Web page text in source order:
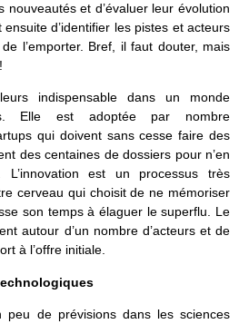
nouveautés et d’évaluer leur évolution
d’identifier les pistes et acteurs
l’emporter. Bref, il faut douter, mais
indispensable dans un monde
Elle est adoptée par nombre
qui doivent sans cesse faire des
des centaines de dossiers pour n’en
L’innovation est un processus très
cerveau qui choisit de ne mémoriser
son temps à élaguer le superflu. Le
autour d’un nombre d’acteurs et de
à l’offre initiale.
peu de prévisions dans les sciences